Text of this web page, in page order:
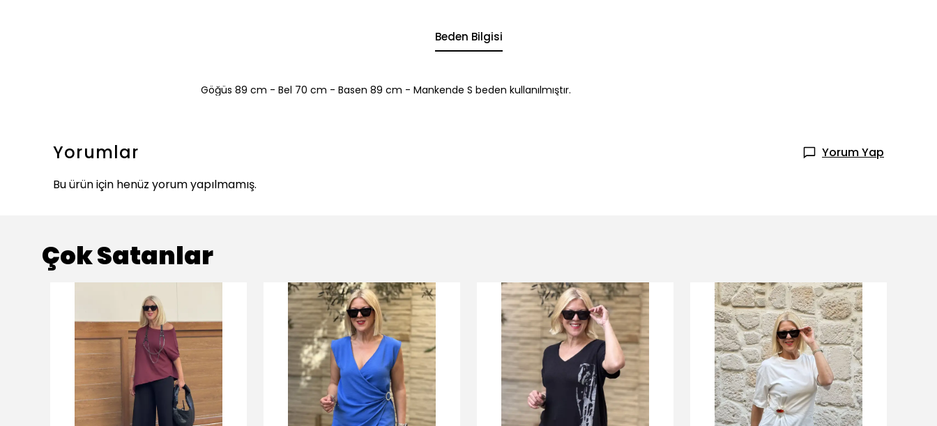
Beden Bilgisi
Göğüs 89 cm - Bel 70 cm - Basen 89 cm - Mankende S beden kullanılmıştır.
Yorumlar
Yorum Yap
Bu ürün için henüz yorum yapılmamış.
Çok Satanlar